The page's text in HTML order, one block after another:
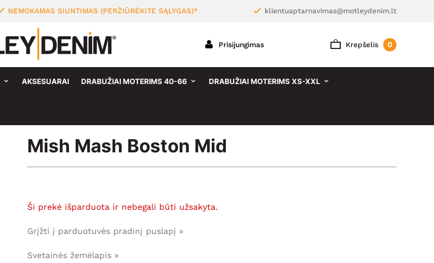
NEMOKAMAS SIUNTIMAS (PERŽIŪRĖKITE SĄLYGAS)* klientuaptarnavimas@motleydenim.lt
Krepšelis 0
Prisijungimas
AKSESUARAI DRABUŽIAI MOTERIMS 40-66 DRABUŽIAI MOTERIMS XS-XXL
Mish Mash Boston Mid
Ši prekė išparduota ir nebegali būti užsakyta.
Grįžti į parduotuvės pradinį puslapį »
Svetainės žemėlapis »